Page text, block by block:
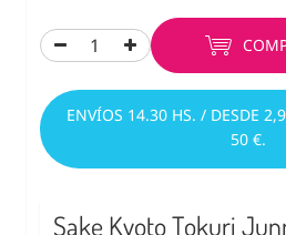
ENVÍOS 14.30 HS. / DESDE
50 €.
Sake Kyoto Tokuri